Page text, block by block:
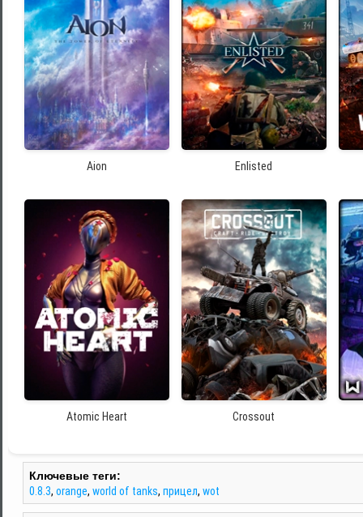
Aion Enlisted
Atomic Heart Crossout
Ключевые теги:
0.8.3, orange, world of tanks, прицел, wot